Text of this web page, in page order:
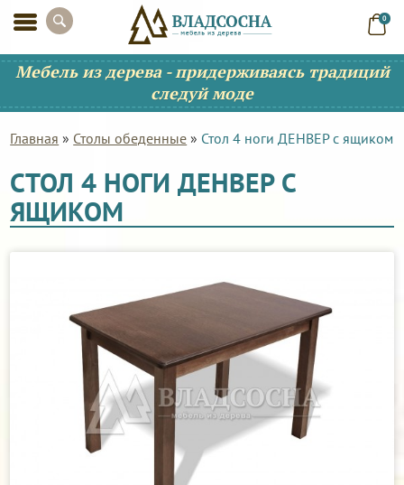
0
Мебель из дерева - придерживаясь традиций
следуй моде
Главная » Столы обеденные » Стол 4 ноги ДЕНВЕР с ящиком
СТОЛ 4 НОГИ ДЕНВЕР С
ЯЩИКОМ